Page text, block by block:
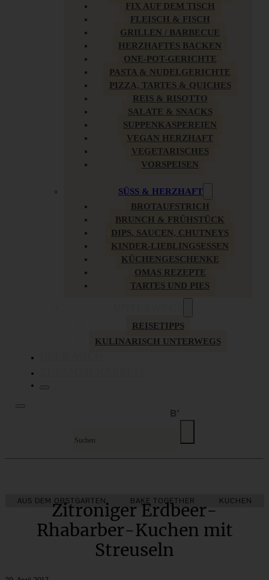
FIX AUF DEM TISCH
FLEISCH & FISCH
GRILLEN / BARBECUE
HERZHAFTES BACKEN
ONE-POT-GERICHTE
PASTA & NUDELGERICHTE
PIZZA, TARTES & QUICHES
REIS & RISOTTO
SALATE & SNACKS
SUPPENKASPEREIEN
VEGAN HERZHAFT
VEGETARISCHES
VORSPEISEN
SÜSS & HERZHAFT
BROTAUFSTRICH
BRUNCH & FRÜHSTÜCK
DIPS, SAUCEN, CHUTNEYS
KINDER-LIEBLINGSESSEN
KÜCHENGESCHENKE
OMAS REZEPTE
TARTES UND PIES
REISETIPPS
KULINARISCH UNTERWEGS
AUS DEM OBSTGARTEN BAKE TOGETHER KUCHEN
Zitroniger Erdbeer-
Rhabarber-Kuchen mit
Streuseln